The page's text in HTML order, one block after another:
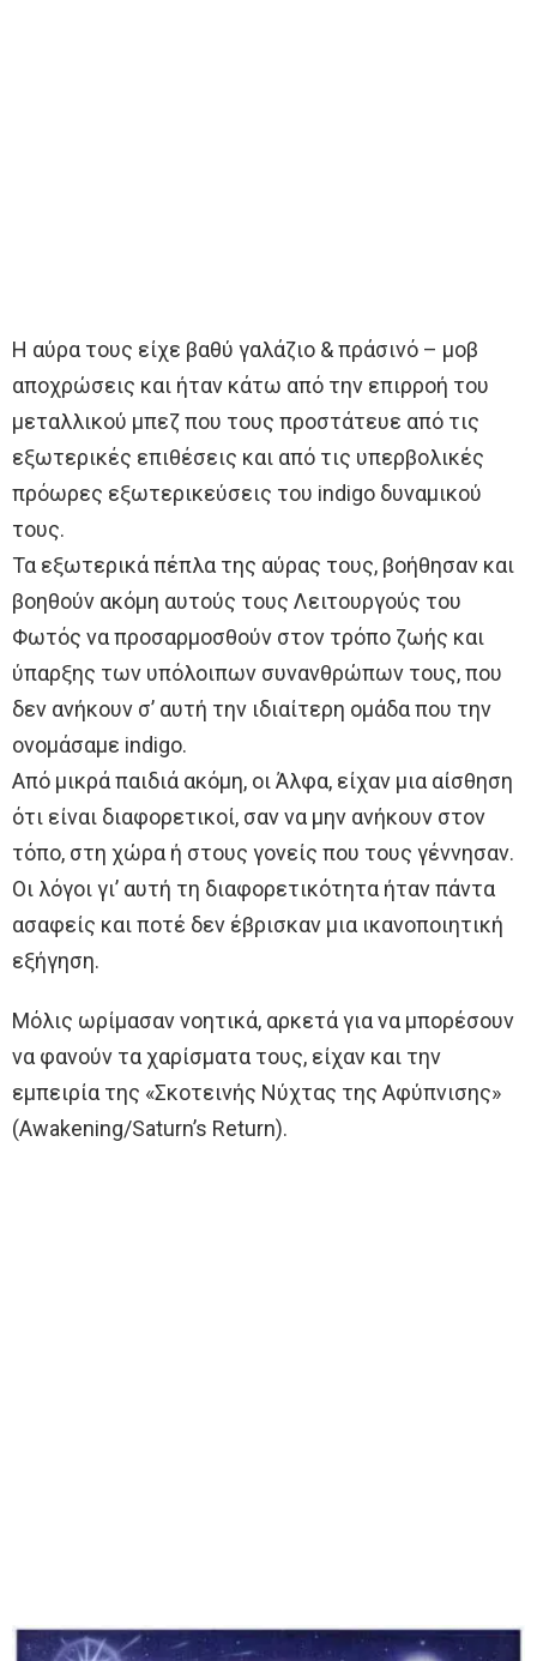
Η αύρα τους είχε βαθύ γαλάζιο & πράσινό – μοβ
αποχρώσεις και ήταν κάτω από την επιρροή του
μεταλλικού μπεζ που τους προστάτευε από τις
εξωτερικές επιθέσεις και από τις υπερβολικές
πρόωρες εξωτερικεύσεις του indigo δυναμικού
τους.
Τα εξωτερικά πέπλα της αύρας τους, βοήθησαν και
βοηθούν ακόμη αυτούς τους Λειτουργούς του
Φωτός να προσαρμοσθούν στον τρόπο ζωής και
ύπαρξης των υπόλοιπων συνανθρώπων τους, που
δεν ανήκουν σ’ αυτή την ιδιαίτερη ομάδα που την
ονομάσαμε indigo.
Από μικρά παιδιά ακόμη, οι Άλφα, είχαν μια αίσθηση
ότι είναι διαφορετικοί, σαν να μην ανήκουν στον
τόπο, στη χώρα ή στους γονείς που τους γέννησαν.
Οι λόγοι γι’ αυτή τη διαφορετικότητα ήταν πάντα
ασαφείς και ποτέ δεν έβρισκαν μια ικανοποιητική
εξήγηση.
Μόλις ωρίμασαν νοητικά, αρκετά για να μπορέσουν
να φανούν τα χαρίσματα τους, είχαν και την
εμπειρία της «Σκοτεινής Νύχτας της Αφύπνισης»
(Awakening/Saturn’s Return).